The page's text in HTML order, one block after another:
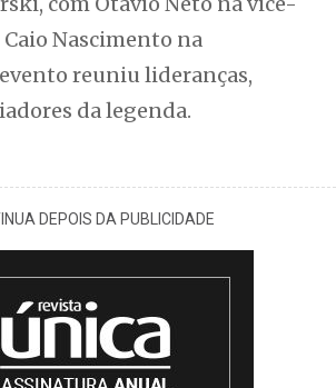
Nascimento na
reuniu lideranças,
da legenda.
DEPOIS DA PUBLICIDADE